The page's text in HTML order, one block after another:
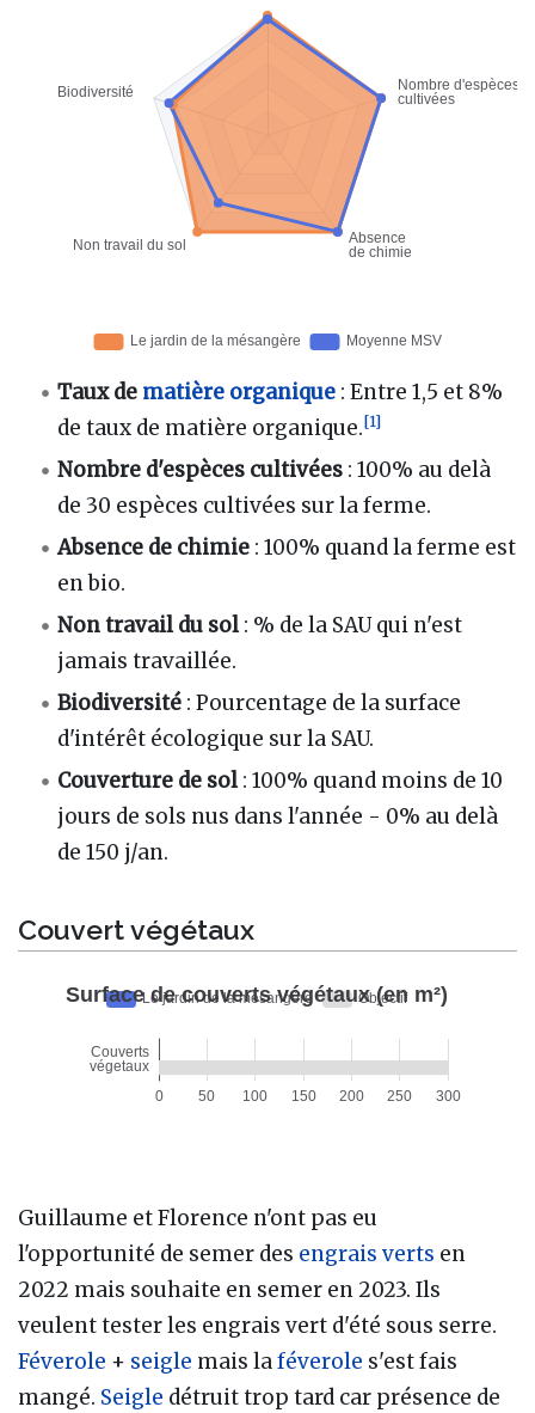
Taux de matière organique : Entre 1,5 et 8%
de taux de matière organique.[1]
Nombre d'espèces cultivées : 100% au delà
de 30 espèces cultivées sur la ferme.
Absence de chimie : 100% quand la ferme est
en bio.
Non travail du sol: % de la SAU qui n'est
jamais travaillée.
Biodiversité : Pourcentage de la surface
d'intérêt écologique sur la SAU.
Couverture de sol: 100% quand moins de 10
jours de sols nus dans l'année - 0% au delà
de 150 j/an.
Couvert végétaux
Guillaume et Florence n'ont pas eu
l'opportunité de semer des engrais verts en
2022 mais souhaite en semer en 2023. Ils
veulent tester les engrais vert d'été sous serre.
Féverole + seigle mais laféverole s'est fais
mangé. Seigle détruit trop tard car présence de